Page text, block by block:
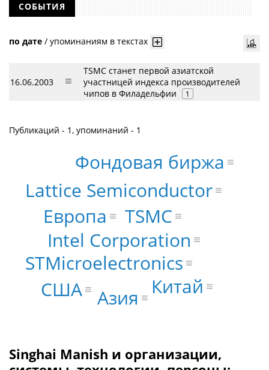
СОБЫТИЯ
по дате / упоминаниям в текстах
16.06.2003
TSMC станет первой азиатской
участницей индекса производителей
чипов в Филадельфии
1
Публикаций - 1, упоминаний - 1
Intel Corporation
TSMC
STMicroelectronics
Lattice Semiconductor
США
Европа
Азия Китай
Фондовая биржа
Singhai Manish и организации,